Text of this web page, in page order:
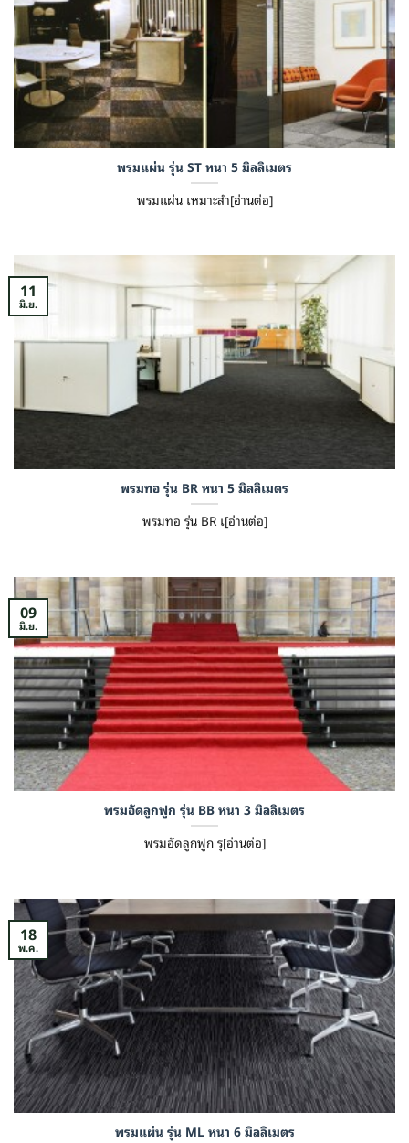
พรมแผ่น รุ่น ST หนา 5 มิลลิเมตร
พรมแผ่น เหมาะสำ[อ่านต่อ]
พรมทอ รุ่น BR หนา 5 มิลลิเมตร
พรมทอ รุ่น BR เ[อ่านต่อ]
11
มิ.ย.
พรมอัดลูกฟูก รุ่น BB หนา 3 มิลลิเมตร
พรมอัดลูกฟูก รุ[อ่านต่อ]
09
มิ.ย.
พรมแผ่น รุ่น ML หนา 6 มิลลิเมตร
18
พ.ค.